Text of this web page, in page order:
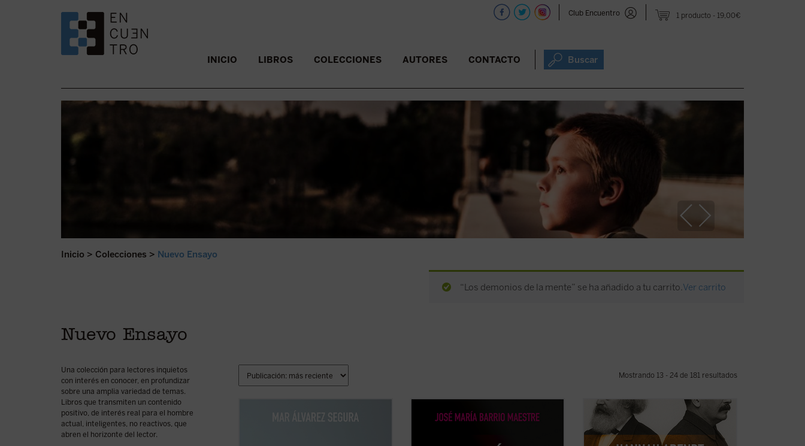
1 producto 19,00€
Club Encuentro
SALTAR AL CONTENIDO. INICIO LIBROS COLECCIONES AUTORES CONTACTO Buscar
Inicio > Colecciones > Nuevo Ensayo
“Los demonios de la mente” se ha añadido a tu carrito. Ver carrito
Nuevo Ensayo
Una colección para lectores inquietos
con interés en conocer, en profundizar
sobre una amplia variedad de temas.
Libros que transmiten un contenido
positivo, de interés real para el hombre
actual, inteligentes, no reactivos, que
abren el horizonte del lector.
Mostrando 13 - 24 de 181 resultados
La huella de nuestras decisioneses un
Frente a la tecnificación del aprendizaje y
Este libro no solo recupera una faceta
menos conocida —pero crucial— de una
de las mentes más incisivas del siglo XX,